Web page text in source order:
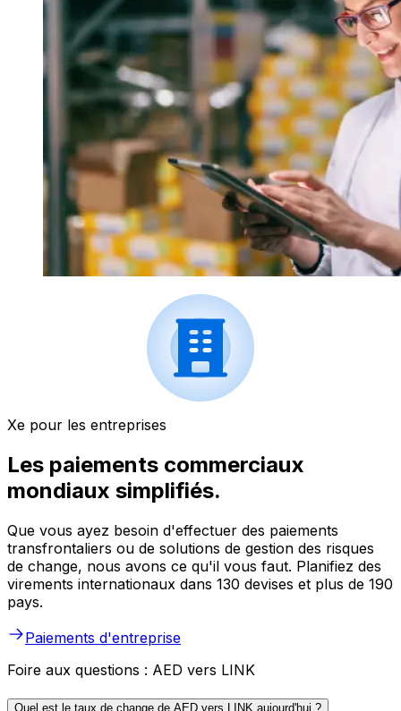
Xe pour les entreprises
Les paiements commerciaux
mondiaux simplifiés.
Que vous ayez besoin d'effectuer des paiements
transfrontaliers ou de solutions de gestion des risques
de change, nous avons ce qu'il vous faut. Planifiez des
virements internationaux dans 130 devises et plus de 190
pays.
Paiements d'entreprise
Foire aux questions : AED vers LINK
Quel est le taux de change de AED vers LINK aujourd'hui ?